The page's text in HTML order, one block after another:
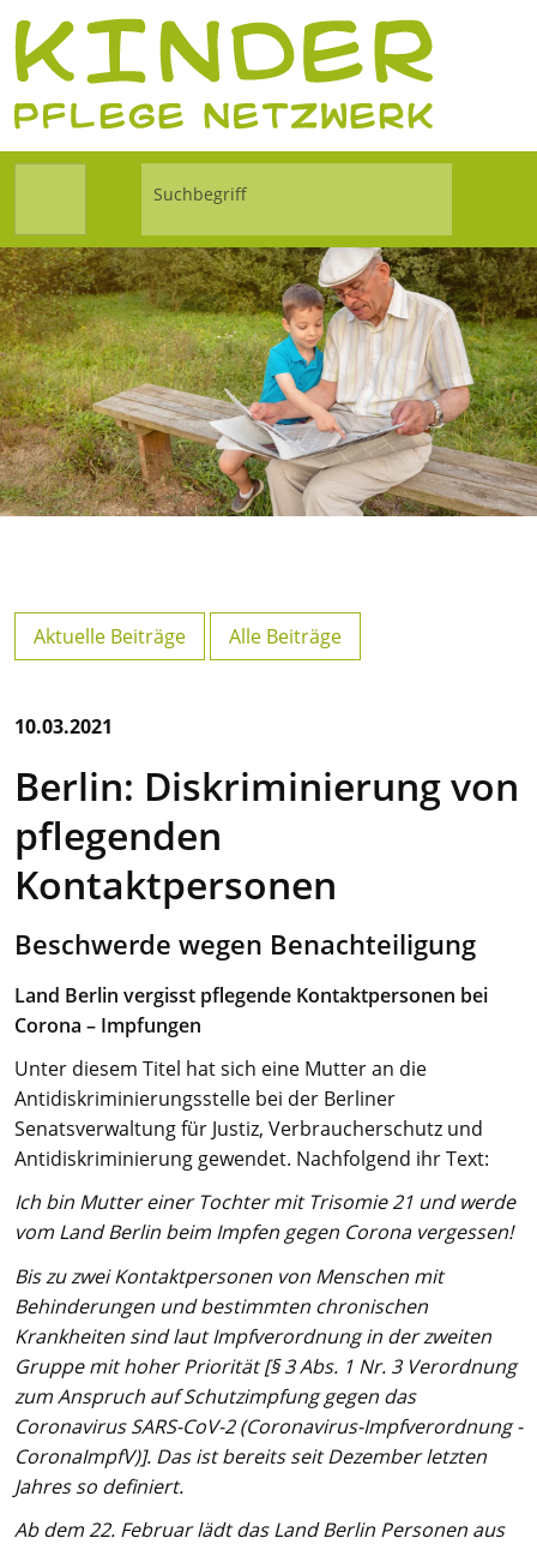
Aktuelle Beiträge Alle Beiträge
10.03.2021
Berlin: Diskriminierung von
pflegenden
Kontaktpersonen
Beschwerde wegen Benachteiligung
Land Berlin vergisst pflegende Kontaktpersonen bei
Corona – Impfungen
Unter diesem Titel hat sich eine Mutter an die
Antidiskriminierungsstelle bei der Berliner
Senatsverwaltung für Justiz, Verbraucherschutz und
Antidiskriminierung gewendet. Nachfolgend ihr Text:
Ich bin Mutter einer Tochter mit Trisomie 21 und werde
vom Land Berlin beim Impfen gegen Corona vergessen!
Bis zu zwei Kontaktpersonen von Menschen mit
Behinderungen und bestimmten chronischen
Krankheiten sind laut Impfverordnung in der zweiten
Gruppe mit hoher Priorität [§ 3 Abs. 1 Nr. 3 Verordnung
zum Anspruch auf Schutzimpfung gegen das
Coronavirus SARS-CoV-2 (Coronavirus-Impfverordnung -
CoronaImpfV)]. Das ist bereits seit Dezember letzten
Jahres so definiert.
Ab dem 22. Februar lädt das Land Berlin Personen aus